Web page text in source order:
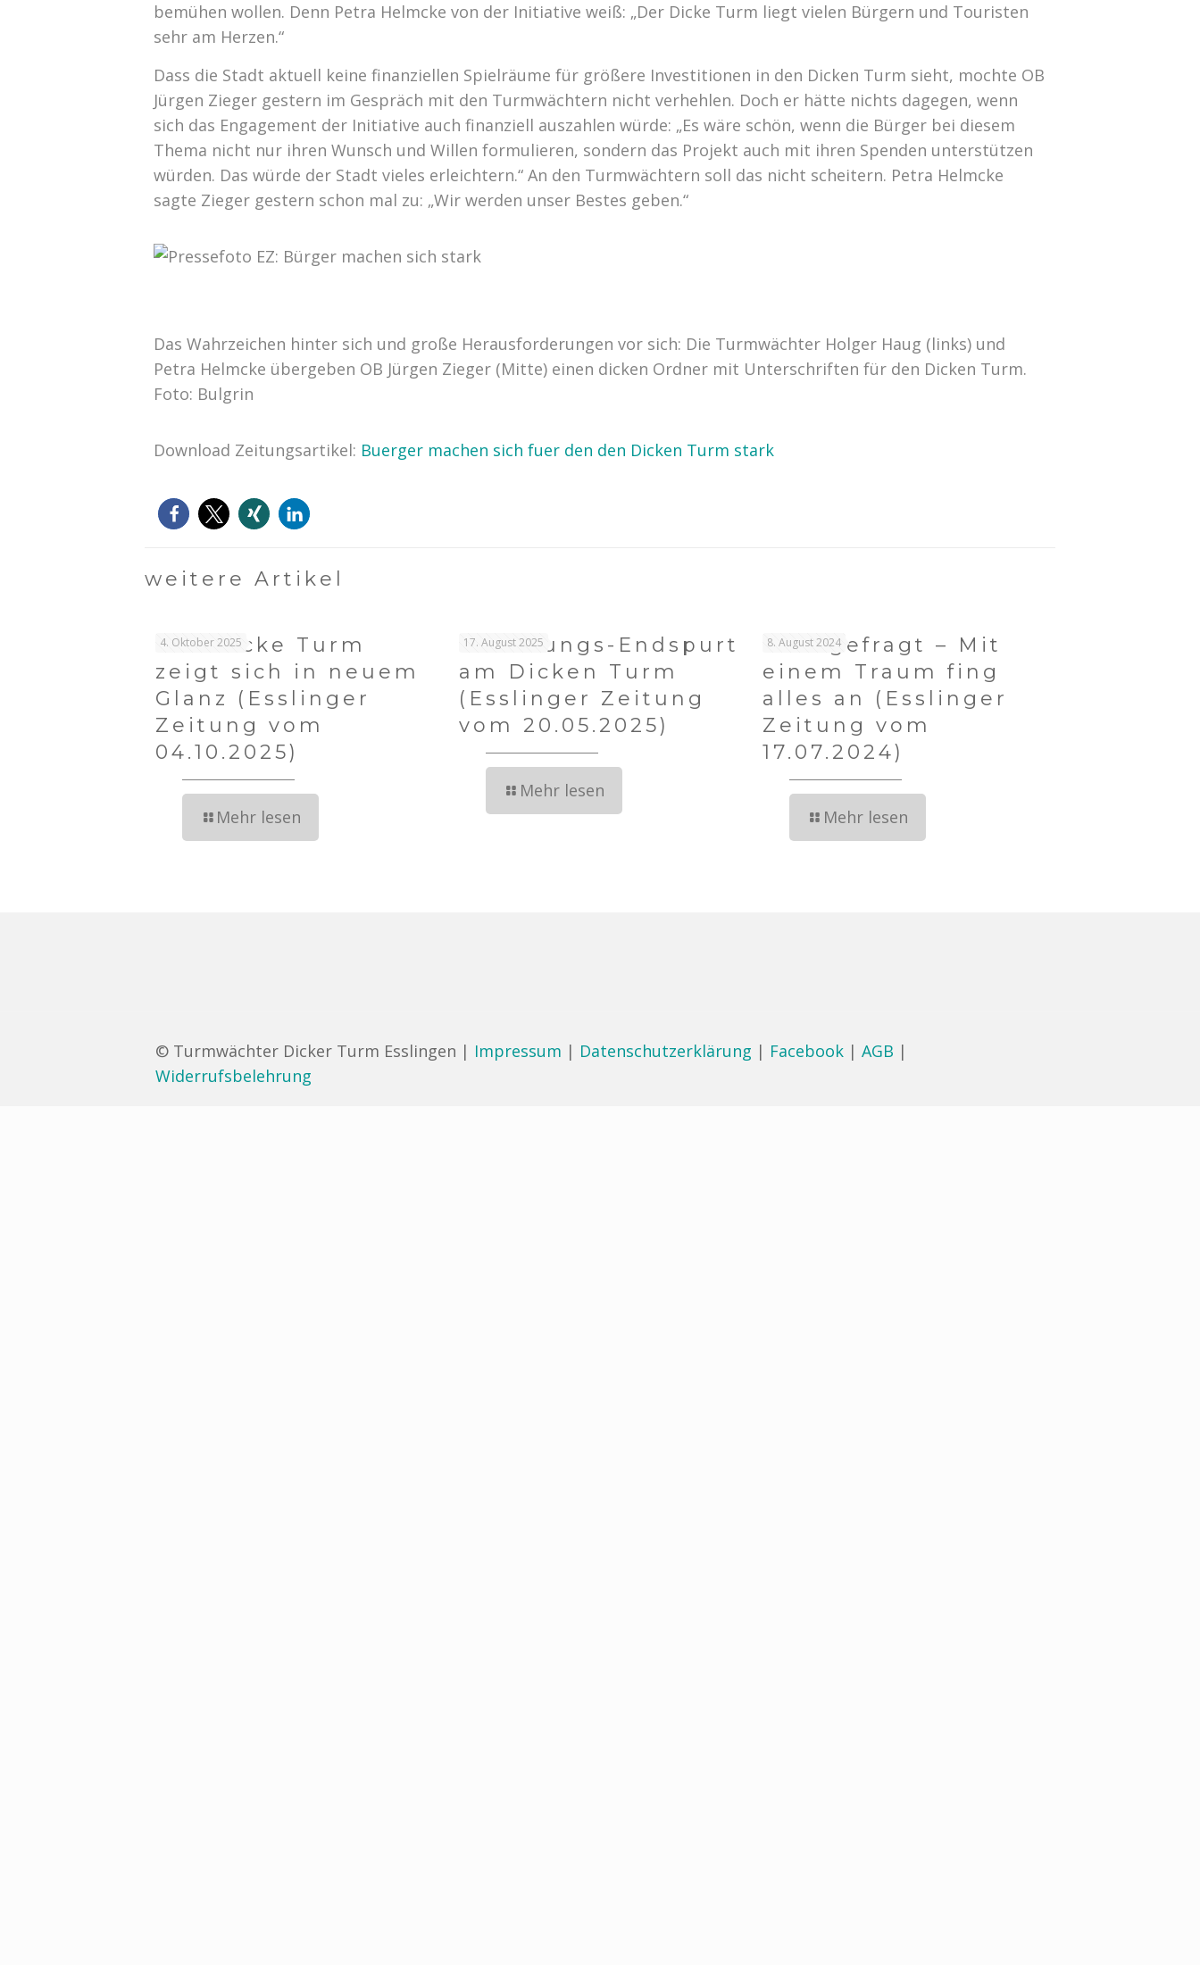
bemühen wollen. Denn Petra Helmcke von der Initiative weiß: „Der Dicke Turm liegt vielen Bürgern und Touristen
sehr am Herzen.“
Dass die Stadt aktuell keine finanziellen Spielräume für größere Investitionen in den Dicken Turm sieht, mochte OB
Jürgen Zieger gestern im Gespräch mit den Turmwächtern nicht verhehlen. Doch er hätte nichts dagegen, wenn
sich das Engagement der Initiative auch finanziell auszahlen würde: „Es wäre schön, wenn die Bürger bei diesem
Thema nicht nur ihren Wunsch und Willen formulieren, sondern das Projekt auch mit ihren Spenden unterstützen
würden. Das würde der Stadt vieles erleichtern.“ An den Turmwächtern soll das nicht scheitern. Petra Helmcke
sagte Zieger gestern schon mal zu: „Wir werden unser Bestes geben.“
Das Wahrzeichen hinter sich und große Herausforderungen vor sich: Die Turmwächter Holger Haug (links) und
Petra Helmcke übergeben OB Jürgen Zieger (Mitte) einen dicken Ordner mit Unterschriften für den Dicken Turm.
Foto: Bulgrin
Download Zeitungsartikel: Buerger machen sich fuer den den Dicken Turm stark
weitere Artikel
4. Oktober 2025
Der Dicke Turm
zeigt sich in neuem
Glanz (Esslinger
Zeitung vom
04.10.2025)
Mehr lesen
17. August 2025
Sanierungs-Endspurt
am Dicken Turm
(Esslinger Zeitung
vom 20.05.2025)
Mehr lesen
8. August 2024
Nachgefragt – Mit
einem Traum fing
alles an (Esslinger
Zeitung vom
17.07.2024)
Mehr lesen
© Turmwächter Dicker Turm Esslingen | Impressum | Datenschutzerklärung | Facebook | AGB |
Widerrufsbelehrung